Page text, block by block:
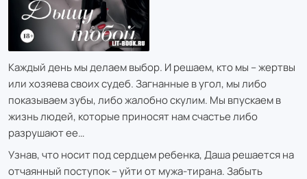
Каждый день мы делаем выбор. И решаем, кто мы – жертвы
или хозяева своих судеб. Загнанные в угол, мы либо
показываем зубы, либо жалобно скулим. Мы впускаем в
жизнь людей, которые приносят нам счастье либо
разрушают ее…
Узнав, что носит под сердцем ребенка, Даша решается на
отчаянный поступок – уйти от мужа-тирана. Забыть